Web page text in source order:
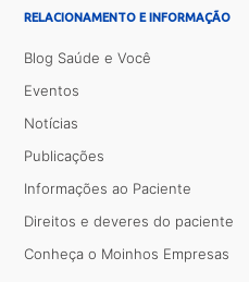
RELACIONAMENTO E INFORMAÇÃO
Blog Saúde e Você
Eventos
Notícias
Publicações
Informações ao Paciente
Direitos e deveres do paciente
Conheça o Moinhos Empresas